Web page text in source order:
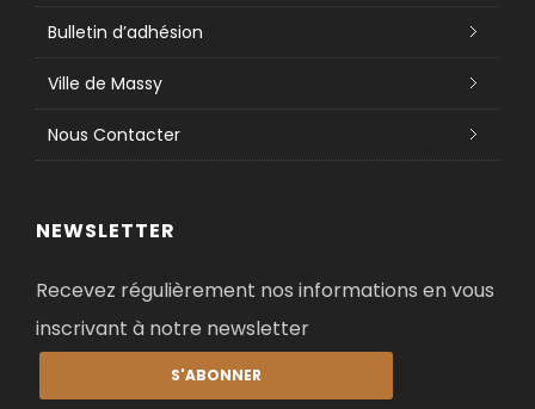
Bulletin d’adhésion
Ville de Massy
Nous Contacter
NEWSLETTER
Recevez régulièrement nos informations en vous
inscrivant à notre newsletter
S'ABONNER